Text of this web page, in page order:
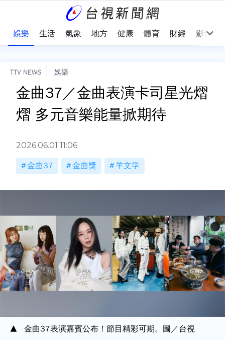
娛樂 生活 氣象 地方 健康 體育 財經 影音
TTV NEWS 娛樂
金曲37／金曲表演卡司星光熠
熠 多元音樂能量掀期待
2026.06.01 11:06
金曲37 金曲獎 羊文学
金曲37表演嘉賓公布！節目精彩可期。圖／台視